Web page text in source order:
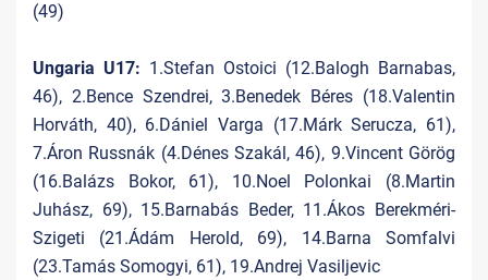
(49)
Ungaria U17: 1.Stefan Ostoici (12.Balogh Barnabas,
46), 2.Bence Szendrei, 3.Benedek Béres (18.Valentin
Horváth, 40), 6.Dániel Varga (17.Márk Serucza, 61),
7.Áron Russnák (4.Dénes Szakál, 46), 9.Vincent Görög
(16.Balázs Bokor, 61), 10.Noel Polonkai (8.Martin
Juhász, 69), 15.Barnabás Beder, 11.Ákos Berekméri-
Szigeti (21.Ádám Herold, 69), 14.Barna Somfalvi
(23.Tamás Somogyi, 61), 19.Andrej Vasiljevic